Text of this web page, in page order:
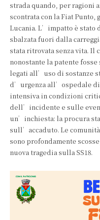
strada quando, per ragioni
scontrata con la Fiat Punto,
Lucania. L’impatto è stato
sbalzata fuori dalla
stata ritrovata senza vita. Il
nonostante la patente
legati all’uso di sostanze
d’urgenza all’ospedale
intensiva in condizioni
dell’incidente e sulle
un’inchiesta: la procura
sull’accaduto. Le
sono profondamente
nuova tragedia sulla SS18.